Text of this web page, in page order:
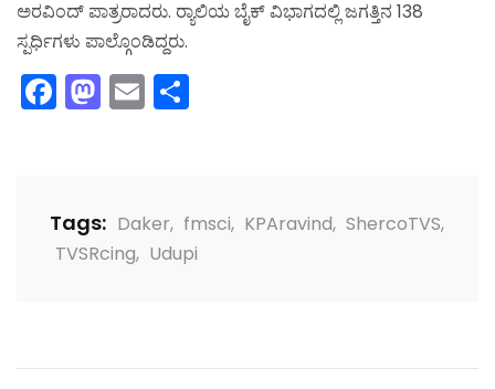
ಅರವಿಂದ್ ಪಾತ್ರರಾದರು. ರ‌್ಯಾಲಿಯ ಬೈಕ್ ವಿಭಾಗದಲ್ಲಿ ಜಗತ್ತಿನ 138
ಸ್ಪರ್ಧಿಗಳು ಪಾಲ್ಗೊಂಡಿದ್ದರು.
Facebook
Mastodon
Email
Tags: Daker, fmsci, KPAravind, ShercoTVS,
TVSRcing, Udupi